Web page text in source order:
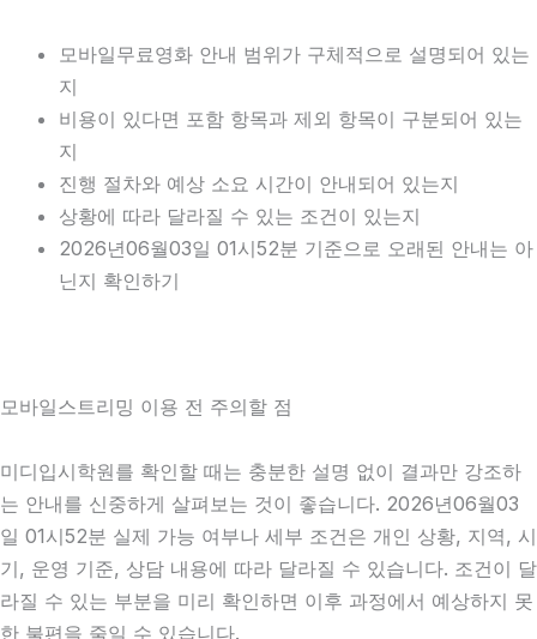
모바일무료영화 안내 범위가 구체적으로 설명되어 있는
지
비용이 있다면 포함 항목과 제외 항목이 구분되어 있는
지
진행 절차와 예상 소요 시간이 안내되어 있는지
상황에 따라 달라질 수 있는 조건이 있는지
2026년06월03일 01시52분 기준으로 오래된 안내는 아
닌지 확인하기
모바일스트리밍 이용 전 주의할 점
미디입시학원를 확인할 때는 충분한 설명 없이 결과만 강조하
는 안내를 신중하게 살펴보는 것이 좋습니다. 2026년06월03
일 01시52분 실제 가능 여부나 세부 조건은 개인 상황, 지역, 시
기, 운영 기준, 상담 내용에 따라 달라질 수 있습니다. 조건이 달
라질 수 있는 부분을 미리 확인하면 이후 과정에서 예상하지 못
한 불편을 줄일 수 있습니다.